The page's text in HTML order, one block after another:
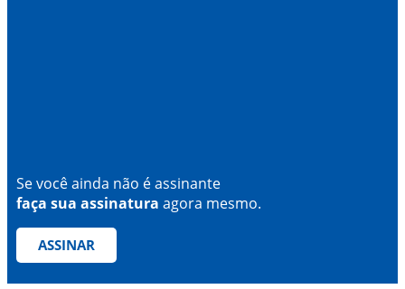
Se você ainda não é assinante
faça sua assinatura agora mesmo.
ASSINAR